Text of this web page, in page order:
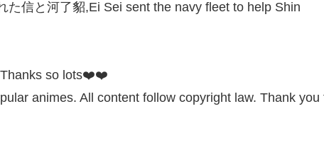
信と河了貂,Ei Sei sent the navy fleet to help Shin
so lots❤️❤️
animes. All content follow copyright law. Thank